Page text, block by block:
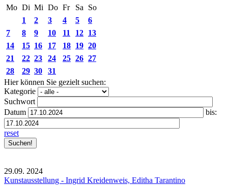
Mo Di Mi Do Fr Sa
So
1
2 3 4 5
6
7
8 9 10 11 12 13
14
15 16 17 18 19 20
21
22 23 24 25 26 27
28
29 30
31
Hier können Sie gezielt suchen:
Kategorie
Suchwort
Datum
bis:
reset
29.09. 2024
Kunstausstellung - Ingrid Kreidenweis, Editha Tarantino